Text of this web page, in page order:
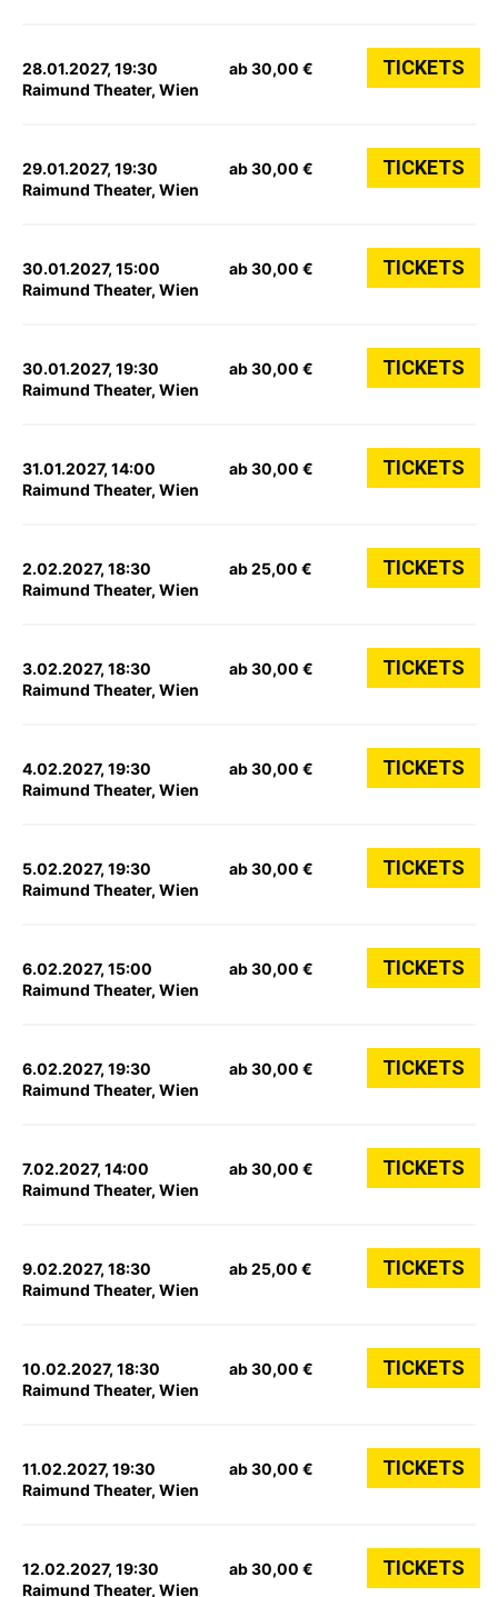
28.01.2027, 19:30
Raimund Theater, Wien
ab 30,00 € TICKETS
29.01.2027, 19:30
Raimund Theater, Wien
ab 30,00 € TICKETS
30.01.2027, 15:00
Raimund Theater, Wien
ab 30,00 € TICKETS
30.01.2027, 19:30
Raimund Theater, Wien
ab 30,00 € TICKETS
31.01.2027, 14:00
Raimund Theater, Wien
ab 30,00 € TICKETS
2.02.2027, 18:30
Raimund Theater, Wien
ab 25,00 € TICKETS
3.02.2027, 18:30
Raimund Theater, Wien
ab 30,00 € TICKETS
4.02.2027, 19:30
Raimund Theater, Wien
ab 30,00 € TICKETS
5.02.2027, 19:30
Raimund Theater, Wien
ab 30,00 € TICKETS
6.02.2027, 15:00
Raimund Theater, Wien
ab 30,00 € TICKETS
6.02.2027, 19:30
Raimund Theater, Wien
ab 30,00 € TICKETS
7.02.2027, 14:00
Raimund Theater, Wien
ab 30,00 € TICKETS
9.02.2027, 18:30
Raimund Theater, Wien
ab 25,00 € TICKETS
10.02.2027, 18:30
Raimund Theater, Wien
ab 30,00 € TICKETS
11.02.2027, 19:30
Raimund Theater, Wien
ab 30,00 € TICKETS
12.02.2027, 19:30
Raimund Theater, Wien
ab 30,00 € TICKETS